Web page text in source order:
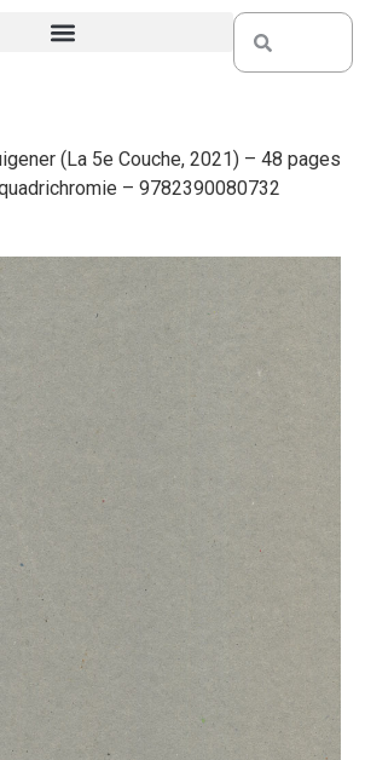
(La 5e Couche, 2021) – 48 pages
– 9782390080732